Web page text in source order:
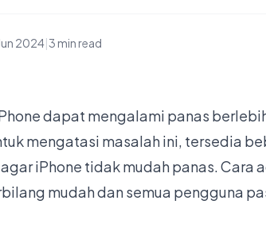
2024|3 min read
dapat mengalami panas
mengatasi masalah ini, tersedia
iPhone tidak mudah panas. Cara
mudah dan semua pengguna